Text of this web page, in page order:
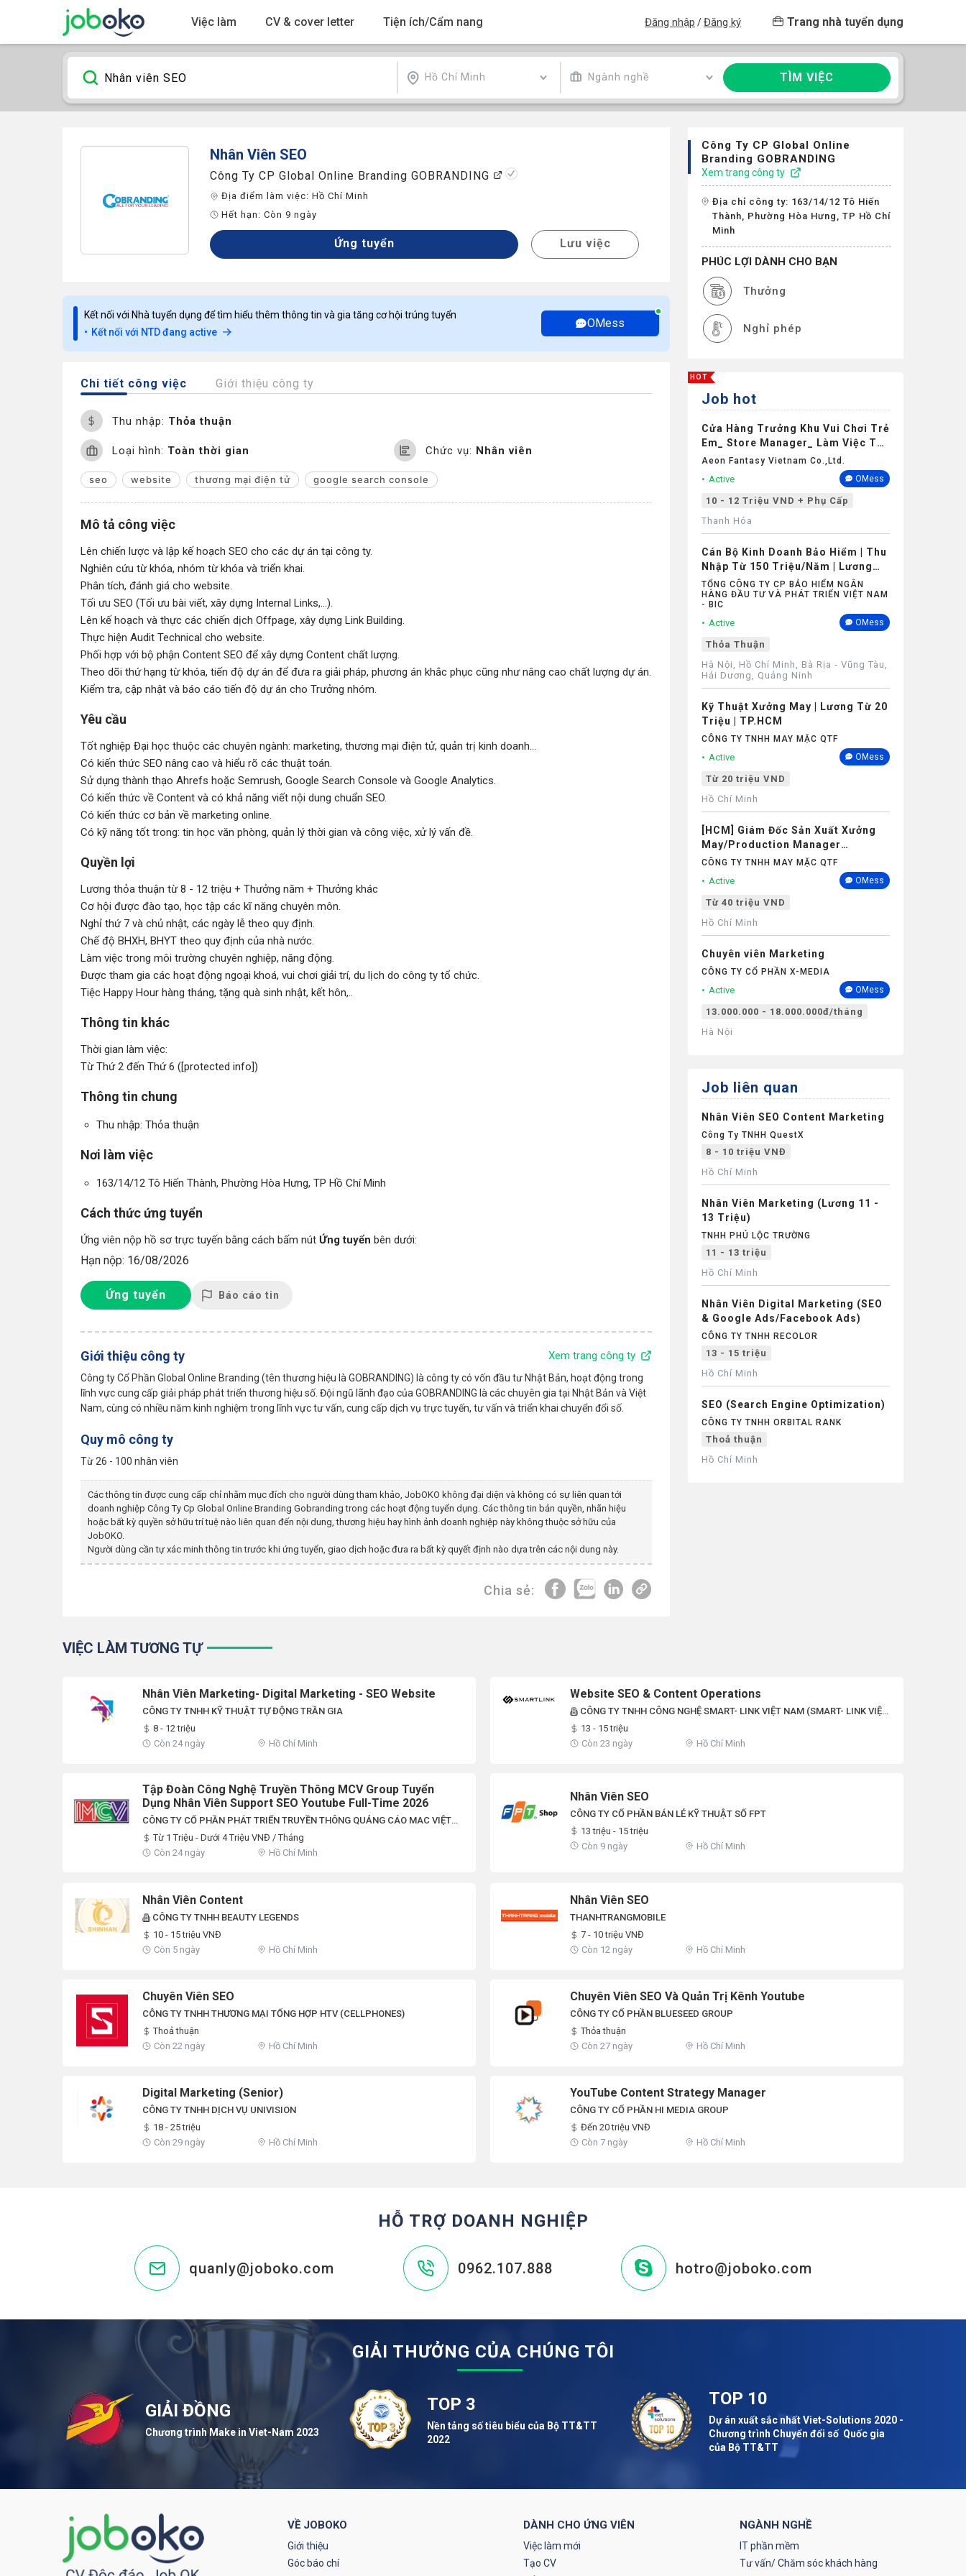
Việc làm CV & cover letter Tiện ích/Cẩm nang Đăng nhập /Đăng ký Trang nhà tuyển dụng
Hồ Chí Minh Ngành nghề TÌM VIỆC
Nhân Viên SEO
Công Ty CP Global Online Branding GOBRANDING
Địa điểm làm việc: Hồ Chí Minh
Hết hạn: Còn 9 ngày
Ứng tuyển Lưu việc
Kết nối với Nhà tuyển dụng để tìm hiểu thêm thông tin và gia tăng cơ hội trúng tuyển
Kết nối với NTD đang active
OMess
Chi tiết công việc Giới thiệu công ty
Thu nhập: Thỏa thuận
Loại hình: Toàn thời gian Chức vụ: Nhân viên
seo website thương mại điện tử google search console
Mô tả công việc
Lên chiến lược và lập kế hoạch SEO cho các dự án tại công ty.
Nghiên cứu từ khóa, nhóm từ khóa và triển khai.
Phân tích, đánh giá cho website.
Tối ưu SEO (Tối ưu bài viết, xây dựng Internal Links,...).
Lên kế hoạch và thực các chiến dịch Offpage, xây dựng Link Building.
Thực hiện Audit Technical cho website.
Phối hợp với bộ phận Content SEO để xây dựng Content chất lượng.
Theo dõi thứ hạng từ khóa, tiến độ dự án để đưa ra giải pháp, phương án khắc phục cũng như nâng cao chất lượng dự án.
Kiểm tra, cập nhật và báo cáo tiến độ dự án cho Trưởng nhóm.
Yêu cầu
Tốt nghiệp Đại học thuộc các chuyên ngành: marketing, thương mại điện tử, quản trị kinh doanh...
Có kiến thức SEO nâng cao và hiểu rõ các thuật toán.
Sử dụng thành thạo Ahrefs hoặc Semrush, Google Search Console và Google Analytics.
Có kiến thức về Content và có khả năng viết nội dung chuẩn SEO.
Có kiến thức cơ bản về marketing online.
Có kỹ năng tốt trong: tin học văn phòng, quản lý thời gian và công việc, xử lý vấn đề.
Quyền lợi
Lương thỏa thuận từ 8 - 12 triệu + Thưởng năm + Thưởng khác
Cơ hội được đào tạo, học tập các kĩ năng chuyên môn.
Nghỉ thứ 7 và chủ nhật, các ngày lễ theo quy định.
Chế độ BHXH, BHYT theo quy định của nhà nước.
Làm việc trong môi trường chuyên nghiệp, năng động.
Được tham gia các hoạt động ngoại khoá, vui chơi giải trí, du lịch do công ty tổ chức.
Tiệc Happy Hour hàng tháng, tặng quà sinh nhật, kết hôn,..
Thông tin khác
Thời gian làm việc:
Từ Thứ 2 đến Thứ 6 ([protected info])
Thông tin chung
Thu nhập: Thỏa thuận
Nơi làm việc
163/14/12 Tô Hiến Thành, Phường Hòa Hưng, TP Hồ Chí Minh
Cách thức ứng tuyển
Ứng viên nộp hồ sơ trực tuyến bằng cách bấm nút Ứng tuyển bên dưới:
Hạn nộp: 16/08/2026
Ứng tuyển Báo cáo tin
Giới thiệu công ty Xem trang công ty
Công ty Cổ Phần Global Online Branding (tên thương hiệu là GOBRANDING) là công ty có vốn đầu tư Nhật Bản, hoạt động trong
lĩnh vực cung cấp giải pháp phát triển thương hiệu số. Đội ngũ lãnh đạo của GOBRANDING là các chuyên gia tại Nhật Bản và Việt
Nam, cùng có nhiều năm kinh nghiệm trong lĩnh vực tư vấn, cung cấp dịch vụ trực tuyến, tư vấn và triển khai chuyển đổi số.
Quy mô công ty
Từ 26 - 100 nhân viên
Các thông tin được cung cấp chỉ nhằm mục đích cho người dùng tham khảo, JobOKO không đại diện và không có sự liên quan tới
doanh nghiệp Công Ty Cp Global Online Branding Gobranding trong các hoạt động tuyển dụng. Các thông tin bản quyền, nhãn hiệu
hoặc bất kỳ quyền sở hữu trí tuệ nào liên quan đến nội dung, thương hiệu hay hình ảnh doanh nghiệp này không thuộc sở hữu của
JobOKO.
Người dùng cần tự xác minh thông tin trước khi ứng tuyển, giao dịch hoặc đưa ra bất kỳ quyết định nào dựa trên các nội dung này.
Chia sẻ:
Công Ty CP Global Online
Branding GOBRANDING
Xem trang công ty
Địa chỉ công ty: 163/14/12 Tô Hiến
Thành, Phường Hòa Hưng, TP Hồ Chí
Minh
PHÚC LỢI DÀNH CHO BẠN
Thưởng
Nghỉ phép
HOT
Job hot
Cửa Hàng Trưởng Khu Vui Chơi Trẻ
Em_ Store Manager_ Làm Việc Tại
Aeon Mall Thanh Hóa
Aeon Fantasy Vietnam Co.,ltd.
Active OMess
10 - 12 Triệu VND + Phụ Cấp
Thanh Hóa
Cán Bộ Kinh Doanh Bảo Hiểm | Thu
Nhập Từ 150 Triệu/Năm | Lương
Cứng Không Phụ Thuộc Doanh Số
TỔNG CÔNG TY CP BẢO HIỂM NGÂN
HÀNG ĐẦU TƯ VÀ PHÁT TRIỂN VIỆT NAM
- BIC
Active OMess
Thỏa Thuận
Hà Nội, Hồ Chí Minh, Bà Rịa - Vũng Tàu,
Hải Dương, Quảng Ninh
Kỹ Thuật Xưởng May | Lương Từ 20
Triệu | TP.HCM
CÔNG TY TNHH MAY MẶC QTF
Active OMess
Từ 20 triệu VND
Hồ Chí Minh
[HCM] Giám Đốc Sản Xuất Xưởng
May/Production Manager
(Garments) - Lương 40M+
CÔNG TY TNHH MAY MẶC QTF
Active OMess
Từ 40 triệu VND
Hồ Chí Minh
Chuyên viên Marketing
CÔNG TY CỔ PHẦN X-MEDIA
Active OMess
13.000.000 - 18.000.000đ/tháng
Hà Nội
Job liên quan
Nhân Viên SEO Content Marketing
Công Ty TNHH QuestX
8 - 10 triệu VNĐ
Hồ Chí Minh
Nhân Viên Marketing (Lương 11 -
13 Triệu)
TNHH PHÚ LỘC TRƯỜNG
11 - 13 triệu
Hồ Chí Minh
Nhân Viên Digital Marketing (SEO
& Google Ads/Facebook Ads)
CÔNG TY TNHH RECOLOR
13 - 15 triệu
Hồ Chí Minh
SEO (Search Engine Optimization)
CÔNG TY TNHH ORBITAL RANK
Thoả thuận
Hồ Chí Minh
VIỆC LÀM TƯƠNG TỰ
Nhân Viên Marketing- Digital Marketing - SEO Website
CÔNG TY TNHH KỸ THUẬT TỰ ĐỘNG TRẦN GIA
8 - 12 triệu
Còn 24 ngày
Hồ Chí Minh
Website SEO & Content Operations
CÔNG TY TNHH CÔNG NGHỆ SMART- LINK VIỆT NAM (SMART- LINK VIỆT
13 - 15 triệu
Còn 23 ngày
Hồ Chí Minh
Tập Đoàn Công Nghệ Truyền Thông MCV Group Tuyển
Dụng Nhân Viên Support SEO Youtube Full-Time 2026
CÔNG TY CỔ PHẦN PHÁT TRIỂN TRUYỀN THÔNG QUẢNG CÁO MAC VIỆT
NAM
Từ 1 Triệu - Dưới 4 Triệu VNĐ / Tháng
Còn 24 ngày
Hồ Chí Minh
Nhân Viên SEO
CÔNG TY CỔ PHẦN BÁN LẺ KỸ THUẬT SỐ FPT
13 triệu - 15 triệu
Còn 9 ngày
Hồ Chí Minh
Nhân Viên Content
CÔNG TY TNHH BEAUTY LEGENDS
10 - 15 triệu VNĐ
Còn 5 ngày
Hồ Chí Minh
Nhân Viên SEO
THANHTRANGMOBILE
7 - 10 triệu VNĐ
Còn 12 ngày
Hồ Chí Minh
Chuyên Viên SEO
CÔNG TY TNHH THƯƠNG MẠI TỔNG HỢP HTV (CELLPHONES)
Thoả thuận
Còn 22 ngày
Hồ Chí Minh
Chuyên Viên SEO Và Quản Trị Kênh Youtube
CÔNG TY CỔ PHẦN BLUESEED GROUP
Thỏa thuận
Còn 27 ngày
Hồ Chí Minh
Digital Marketing (Senior)
CÔNG TY TNHH DỊCH VỤ UNIVISION
18 - 25 triệu
Còn 29 ngày
Hồ Chí Minh
YouTube Content Strategy Manager
CÔNG TY CỔ PHẦN HI MEDIA GROUP
Đến 20 triệu VNĐ
Còn 7 ngày
Hồ Chí Minh
HỖ TRỢ DOANH NGHIỆP
quanly@joboko.com 0962.107.888 hotro@joboko.com
GIẢI THƯỞNG CỦA CHÚNG TÔI
GIẢI ĐỒNG
Chương trình Make in Viet-Nam 2023
TOP 3
Nền tảng số tiêu biểu của Bộ TT&TT
2022
TOP 10
Dự án xuất sắc nhất Viet-Solutions 2020 -
Chương trình Chuyển đổi số Quốc gia
của Bộ TT&TT
VỀ JOBOKO
Giới thiệu
Góc báo chí
DÀNH CHO ỨNG VIÊN
Việc làm mới
Tạo CV
NGÀNH NGHỀ
IT phần mềm
Tư vấn/ Chăm sóc khách hàng